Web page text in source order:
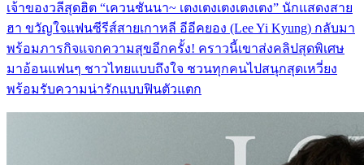
เจ้าของวลีสุดฮิต “เควนชันนา~ เตงเตงเตงเตงเตง” นักแสดงสาย
ฮา ขวัญใจแฟนซีรีส์สายเกาหลี อีอีคยอง (Lee Yi Kyung) กลับมา
พร้อมภารกิจแจกความสุขอีกครั้ง! คราวนี้เขาส่งคลิปสุดพิเศษ
มาอ้อนแฟนๆ ชาวไทยแบบถึงใจ ชวนทุกคนไปสนุกสุดเหวี่ยง
พร้อมรับความน่ารักแบบฟินตัวแตก